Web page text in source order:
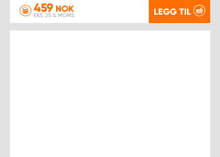
459 NOK
EKS. 25 % MOMS LEGG TIL